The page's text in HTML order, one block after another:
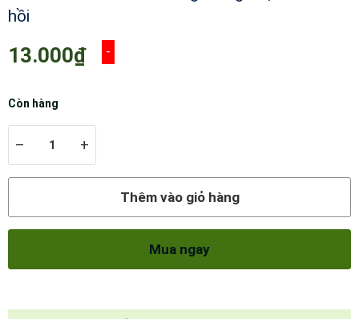
hồi
13.000₫ -
Còn hàng
– +
Thêm vào giỏ hàng
Mua ngay